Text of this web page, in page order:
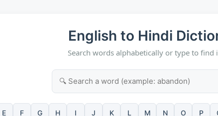
English to Hindi
Search words alphabetically or type to find
E F G H I J K L M N O P